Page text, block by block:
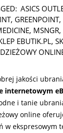
ASICS
, GREENPOINT,
, MSNGR,
EBUTIK.PL,
jakości
internetowym
i tanie
online
w ekspresowym